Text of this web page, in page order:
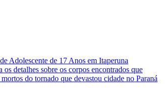
Adolescente de 17 Anos em Itaperuna
os detalhes sobre os corpos encontrados que
do tornado que devastou cidade no Paraná